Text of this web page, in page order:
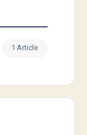
1 Article